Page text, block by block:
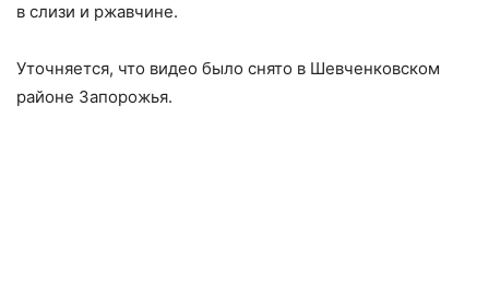
в слизи и ржавчине.
Уточняется, что видео было снято в Шевченковском
районе Запорожья.